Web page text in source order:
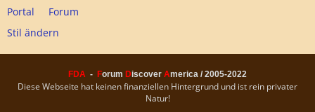
Stil ändern
Portal Forum
FDA - Forum Discover America / 2005-2022
Diese Webseite hat keinen finanziellen Hintergrund und ist rein privater
Natur!